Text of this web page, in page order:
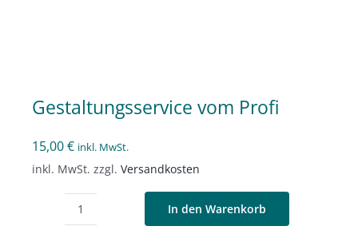
Gestaltungsservice vom Profi
15,00€ inkl. MwSt.
inkl. MwSt. zzgl. Versandkosten
Gestaltungsservice
In den Warenkorb